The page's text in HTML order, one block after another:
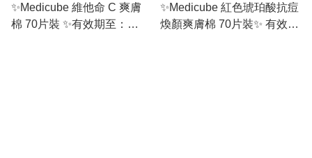
✨Medicube 維他命 C 爽膚
棉 70片裝 ✨有效期至：
✨Medicube 紅色琥珀酸抗痘
煥顏爽膚棉 70片裝✨ 有效期